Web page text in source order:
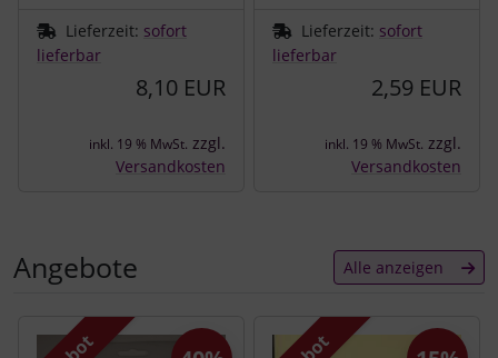
Lieferzeit: sofort
lieferbar
8,10 EUR
inkl. 19 % MwSt. zzgl.
Versandkosten
Lieferzeit: sofort
lieferbar
2,59 EUR
inkl. 19 % MwSt. zzgl.
Versandkosten
Angebote Alle anzeigen
Es folgt ein Produktslider - navigieren Sie mit der Tab-